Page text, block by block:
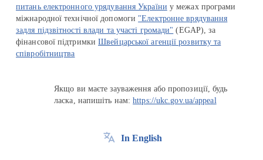
питань електронного урядування України у межах програми
міжнародної технічної допомоги "Електронне врядування
задля підзвітності влади та участі громади" (EGAP), за
фінансової підтримкиШвейцарської агенції розвитку та
співробітництва
Якщо ви маєте зауваження або пропозиції, будь
ласка, напишіть нам:https://ukc.gov.ua/appeal
In English